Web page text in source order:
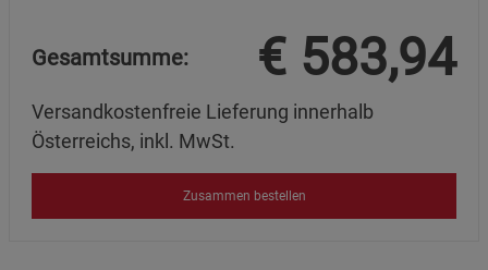
Gesamtsumme: € 583,94
Versandkostenfreie Lieferung innerhalb
Österreichs, inkl. MwSt.
Zusammen bestellen